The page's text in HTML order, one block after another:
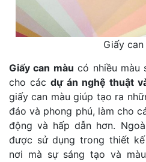
Giấy can
Giấy can màu có nhiều màu
cho các dự án nghệ thuật
giấy can màu giúp tạo ra
đáo và phong phú, làm cho
động và hấp dẫn hơn.
được sử dụng trong thiết
nơi mà sự sáng tạo và